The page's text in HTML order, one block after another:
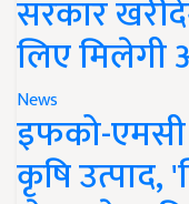
सरकार
लिए मिलेगी
News
इफको-एमसी
कृषि उत्पाद,